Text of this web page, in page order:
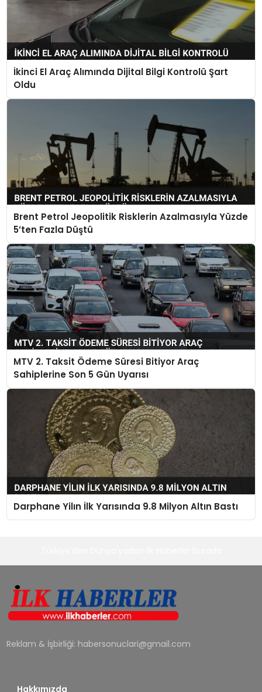
İkinci El Araç Alımında Dijital Bilgi Kontrolü Şart
Oldu
Brent Petrol Jeopolitik Risklerin Azalmasıyla Yüzde
5’ten Fazla Düştü
MTV 2. Taksit Ödeme Süresi Bitiyor Araç
Sahiplerine Son 5 Gün Uyarısı
Darphane Yilın İlk Yarısında 9.8 Milyon Altın Bastı
Reklam & İşbirliği: habersonuclari@gmail.com
Hakkımızda